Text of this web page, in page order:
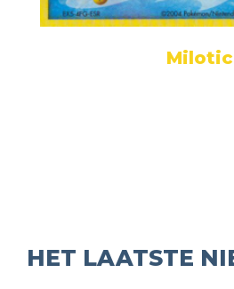
Milotic
HET LAATSTE